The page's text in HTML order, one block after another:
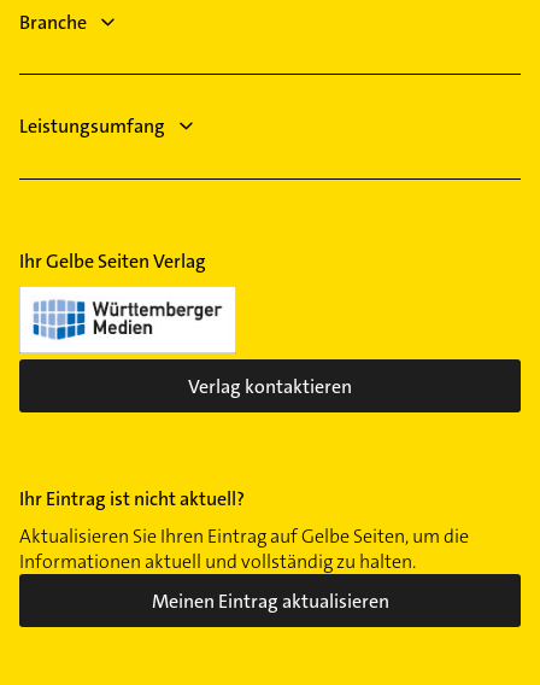
Physiotherapie
Branche
Leistungsumfang
Ihr Gelbe Seiten Verlag
Verlag kontaktieren
Ihr Eintrag ist nicht aktuell?
Aktualisieren Sie Ihren Eintrag auf Gelbe Seiten, um die
Informationen aktuell und vollständig zu halten.
Meinen Eintrag aktualisieren